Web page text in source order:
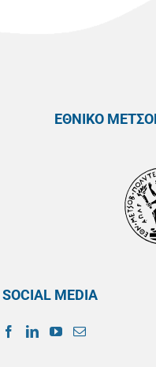
ΕΘΝΙΚΟ
SOCIAL MEDIA